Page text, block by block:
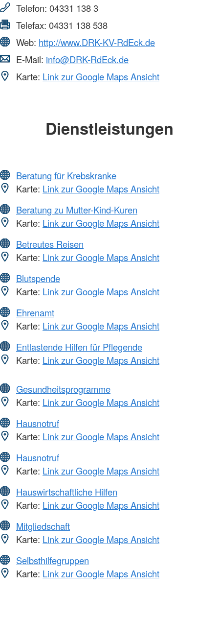
Telefon: 04331 138 3
Telefax: 04331 138 538
Web: http://www.DRK-KV-RdEck.de
E-Mail: info@DRK-RdEck.de
Karte: Link zur Google Maps Ansicht
Dienstleistungen
Beratung für Krebskranke
Karte: Link zur Google Maps Ansicht
Beratung zu Mutter-Kind-Kuren
Karte: Link zur Google Maps Ansicht
Betreutes Reisen
Karte: Link zur Google Maps Ansicht
Blutspende
Karte: Link zur Google Maps Ansicht
Ehrenamt
Karte: Link zur Google Maps Ansicht
Entlastende Hilfen für Pflegende
Karte: Link zur Google Maps Ansicht
Gesundheitsprogramme
Karte: Link zur Google Maps Ansicht
Hausnotruf
Karte: Link zur Google Maps Ansicht
Hausnotruf
Karte: Link zur Google Maps Ansicht
Hauswirtschaftliche Hilfen
Karte: Link zur Google Maps Ansicht
Mitgliedschaft
Karte: Link zur Google Maps Ansicht
Selbsthilfegruppen
Karte: Link zur Google Maps Ansicht